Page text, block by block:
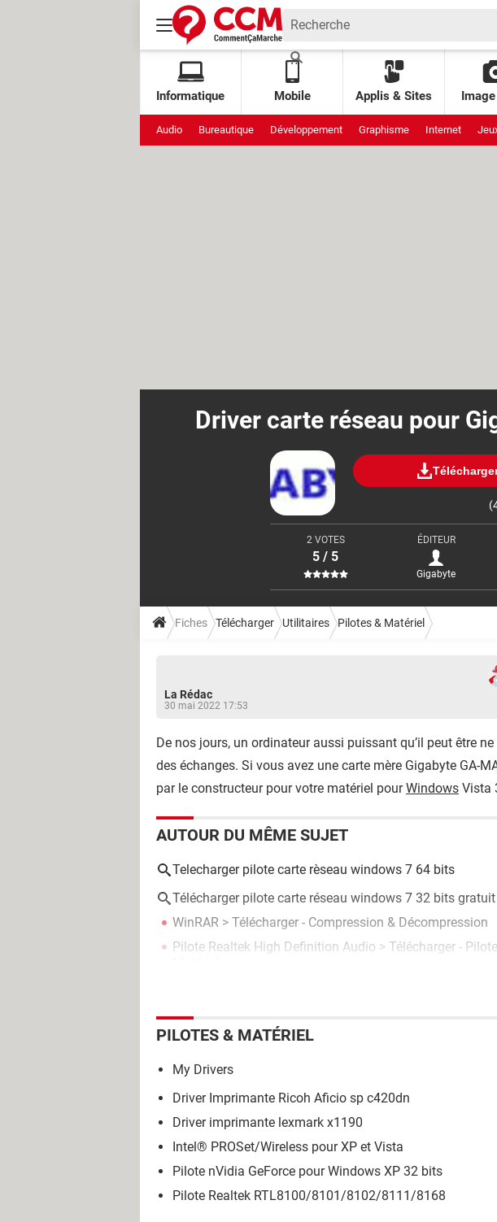
Informatique Mobile Applis & Sites
Audio Bureautique Développement Graphisme Internet
Driver carte réseau pour
2 VOTES
5 / 5
ÉDITEUR
Gigabyte
Fiches Télécharger Utilitaires Pilotes & Matériel
La Rédac
30 mai 2022 17:53
De nos jours, un ordinateur aussi puissant qu’il peut être
des échanges. Si vous avez une carte mère Gigabyte GA-
par le constructeur pour votre matériel pourWindows Vista
AUTOUR DU MÊME SUJET
Telecharger pilote carte rèseau windows 7 64 bits
Télécharger pilote carte réseau windows 7 32 bits gratuit
WinRAR > Télécharger - Compression & Décompression
Pilote Realtek High Definition Audio > Télécharger -
PILOTES & MATÉRIEL
My Drivers
Driver Imprimante Ricoh Aficio sp c420dn
Driver imprimante lexmark x1190
Intel® PROSet/Wireless pour XP et Vista
Pilote nVidia GeForce pour Windows XP 32 bits
Pilote Realtek RTL8100/8101/8102/8111/8168